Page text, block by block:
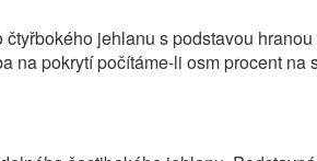
jehlanu s podstavou
na pokrytí počítáme-li osm procent na